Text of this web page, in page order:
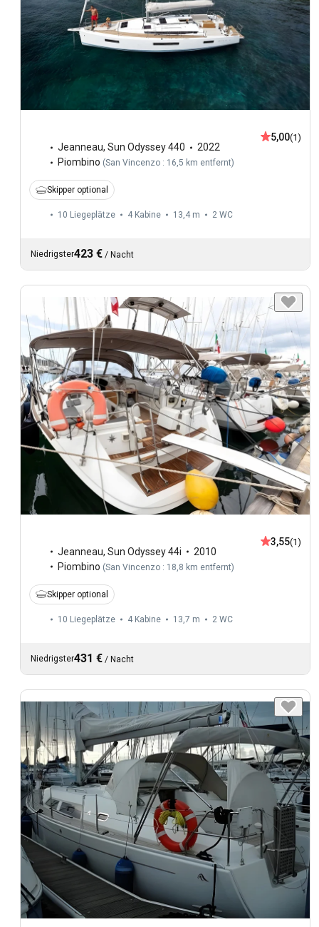
Jeanneau, Sun Odyssey 440
2022
Piombino (San Vincenzo : 16,5 km entfernt)
5,00(1)
Skipper optional
10 Liegeplätze 4 Kabine 13,4 m 2 WC
Niedrigster423 € / Nacht
Jeanneau, Sun Odyssey 44i
2010
Piombino (San Vincenzo : 18,8 km entfernt)
3,55(1)
Skipper optional
10 Liegeplätze 4 Kabine 13,7 m 2 WC
Niedrigster431 € / Nacht